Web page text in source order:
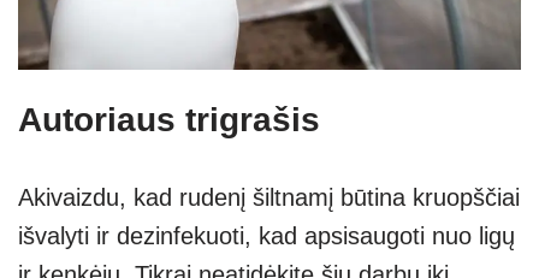
Autoriaus trigrašis
Akivaizdu, kad rudenį šiltnamį būtina kruopščiai
išvalyti ir dezinfekuoti, kad apsisaugoti nuo ligų